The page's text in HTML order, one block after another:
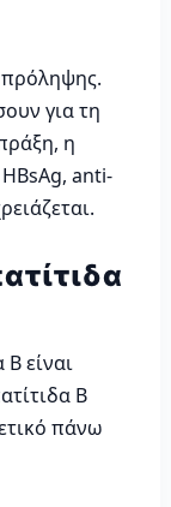
για τη
η
anti-
Β είναι
Β
πάνω